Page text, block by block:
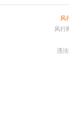
风
风行
违